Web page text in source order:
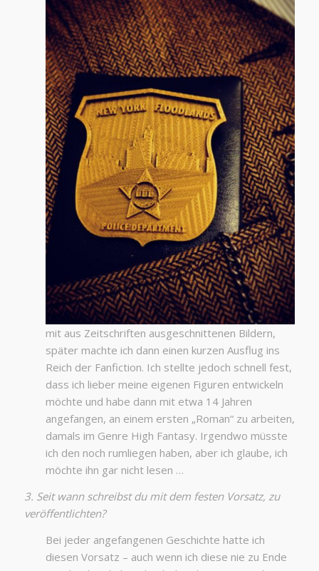
mit aus Zeitschriften ausgeschnittenen Bildern,
später machte ich dann einen kurzen Ausflug ins
Reich der Fanfiction. Ich stellte jedoch schnell fest,
dass ich lieber meine eigenen Figuren entwickeln
möchte und habe dann mit etwa 14 Jahren
angefangen, an einem ersten „Roman“ zu arbeiten,
damals im Genre High Fantasy. Irgendwo müsste
ich den noch rumliegen haben, aber ich glaube, ich
möchte ihn gar nicht lesen …
3. Seit wann schreibst du mit dem festen Vorsatz, zu
veröffentlichten?
Bei jeder angefangenen Geschichte hatte ich
diesen Vorsatz – auch wenn ich diese nie zu Ende